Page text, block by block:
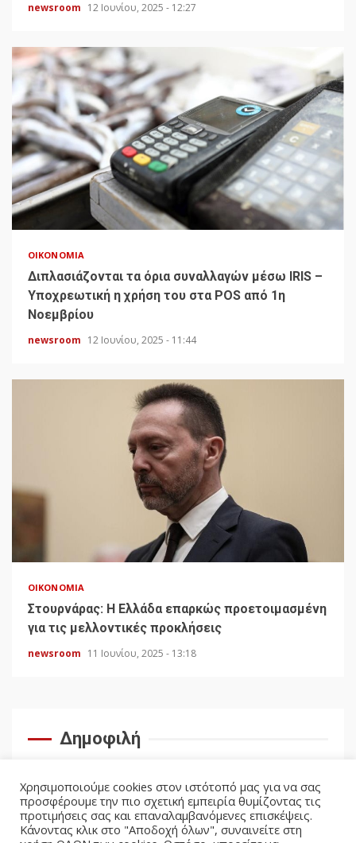
newsroom 12 Ιουνίου, 2025 - 12:27
ΟΙΚΟΝΟΜΊΑ
Διπλασιάζονται τα όρια συναλλαγών μέσω IRIS –
Υποχρεωτική η χρήση του στα POS από 1η
Νοεμβρίου
newsroom 12 Ιουνίου, 2025 - 11:44
ΟΙΚΟΝΟΜΊΑ
Στουρνάρας: Η Ελλάδα επαρκώς προετοιμασμένη
για τις μελλοντικές προκλήσεις
newsroom 11 Ιουνίου, 2025 - 13:18
Δημοφιλή
Χρησιμοποιούμε cookies στον ιστότοπό μας για να σας
προσφέρουμε την πιο σχετική εμπειρία θυμίζοντας τις
προτιμήσεις σας και επαναλαμβανόμενες επισκέψεις.
Κάνοντας κλικ στο "Αποδοχή όλων", συναινείτε στη